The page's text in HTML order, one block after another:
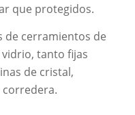
que protegidos.
de cerramientos de
tanto fijas
de cristal,